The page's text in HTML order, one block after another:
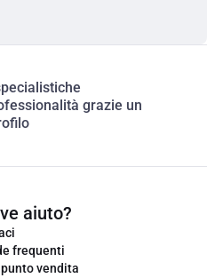
grazie un
aiuto?
frequenti
vendita